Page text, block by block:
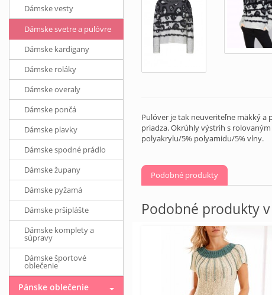
Pulóver je tak neuveriteľne mäkký a
priadza. Okrúhly výstrih s
polyakrylu/5% polyamidu/5% vlny.
Podobné produkty
Podobné produkty
Dámske vesty
Dámske svetre a pulóvre
Dámske kardigany
Dámske roláky
Dámske overaly
Dámske pončá
Dámske plavky
Dámske spodné prádlo
Dámske župany
Dámske pyžamá
Dámske pršiplášte
Dámske komplety a
súpravy
Dámske športové
oblečenie
Pánske oblečenie